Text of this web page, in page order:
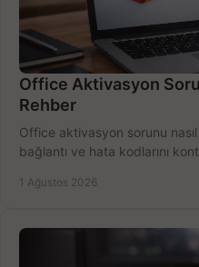
Office Aktivasyon
Rehber
Office aktivasyon sorunu
bağlantı ve hata kodlarını
1 Ağustos 2026